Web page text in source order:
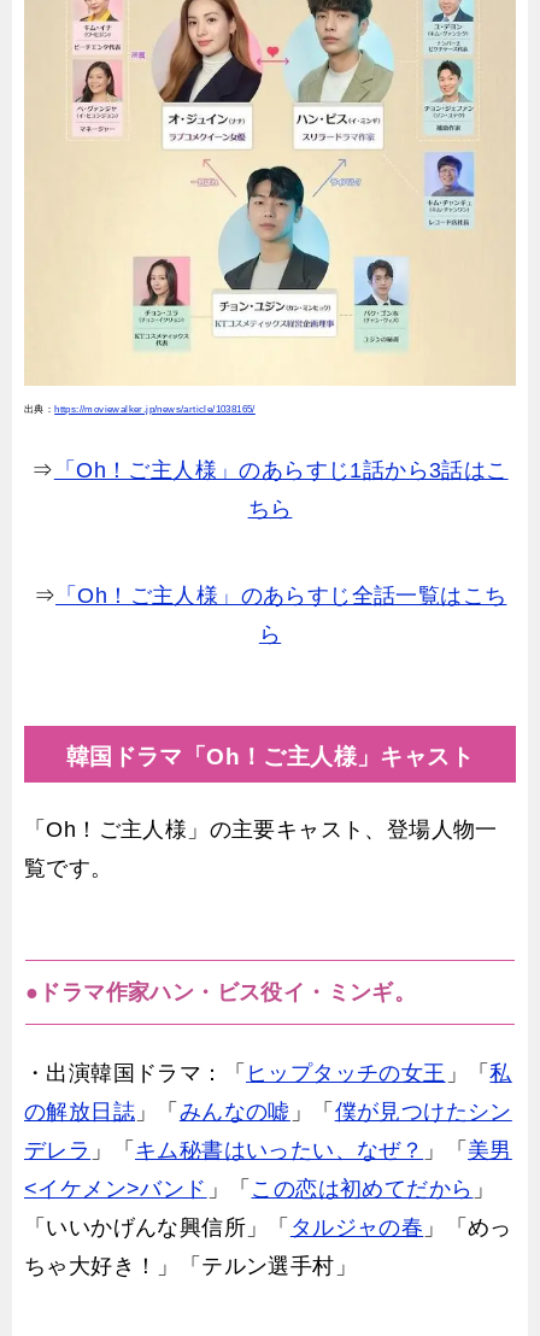
出典： https://moviewalker.jp/news/article/1038165/
⇒ 「Oh！ご主人様」のあらすじ1話から3話はこ
ちら
⇒ 「Oh！ご主人様」のあらすじ全話一覧はこち
ら
韓国ドラマ「Oh！ご主人様」キャスト
「Oh！ご主人様」の主要キャスト、登場人物一
覧です。
●ドラマ作家ハン・ビス役イ・ミンギ。
・出演韓国ドラマ：「 ヒップタッチの女王 」「私
の解放日誌 」「 みんなの嘘 」「 僕が見つけたシン
デレラ 」「 キム秘書はいったい、なぜ？ 」「 美男
<イケメン>バンド 」「 この恋は初めてだから 」
「いいかげんな興信所」「 タルジャの春 」「めっ
ちゃ大好き！」「テルン選手村」